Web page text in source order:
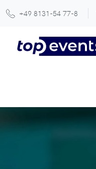
+49 8131-54 77-8